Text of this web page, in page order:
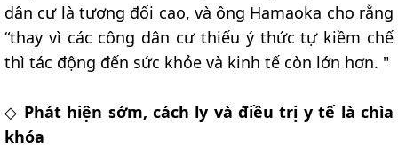
dân cư là tương đối cao, và ông Hamaoka cho rằng
“thay vì các công dân cư thiếu ý thức tự kiềm chế
thì tác động đến sức khỏe và kinh tế còn lớn hơn. "
◇ Phát hiện sớm, cách ly và điều trị y tế là chìa
khóa